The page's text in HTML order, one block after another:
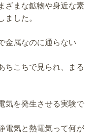
ざまな鉱物や身近な素
ました。
金属なのに通らない
ちこちで見られ、まる
気を発生させる実験で
電気と熱電気って何が